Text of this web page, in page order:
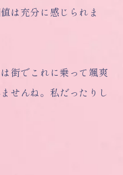
は充分に感じられま
街でこれに乗って颯爽
せんね。私だったりし